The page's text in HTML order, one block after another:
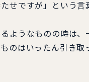
せですが」という言
ようなものの時は、
のはいったん引き取